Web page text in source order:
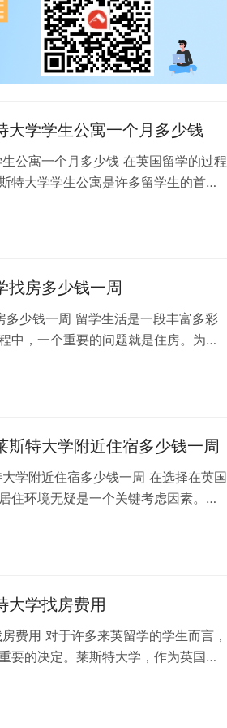
大学学生公寓一个月多少钱
公寓一个月多少钱 在英国留学的过程
特大学学生公寓是许多留学生的首
找房多少钱一周
少钱一周 留学生活是一段丰富多彩
中，一个重要的问题就是住房。为了
特大学附近住宿多少钱一周
学附近住宿多少钱一周 在选择在英国
住环境无疑是一个关键考虑因素。为
大学找房费用
费用 对于许多来英留学的学生而言，
要的决定。莱斯特大学，作为英国一